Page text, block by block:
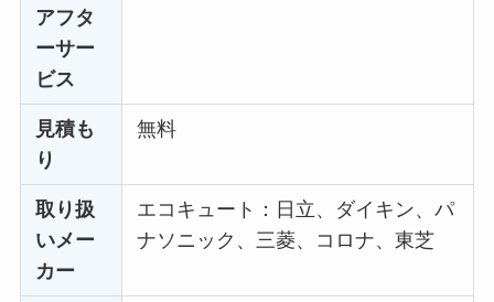
アフタ
ーサー
ビス
見積も
り
無料
取り扱
いメー
カー
エコキュート：日立、ダイキン、パ
ナソニック、三菱、コロナ、東芝